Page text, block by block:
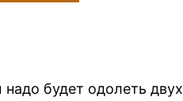
будет одолеть двух